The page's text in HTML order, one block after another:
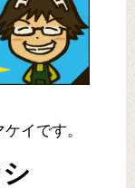
イです。